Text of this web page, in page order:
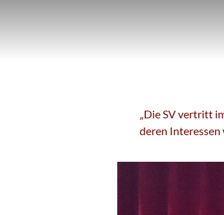
„Die SV vertritt
deren Interessen